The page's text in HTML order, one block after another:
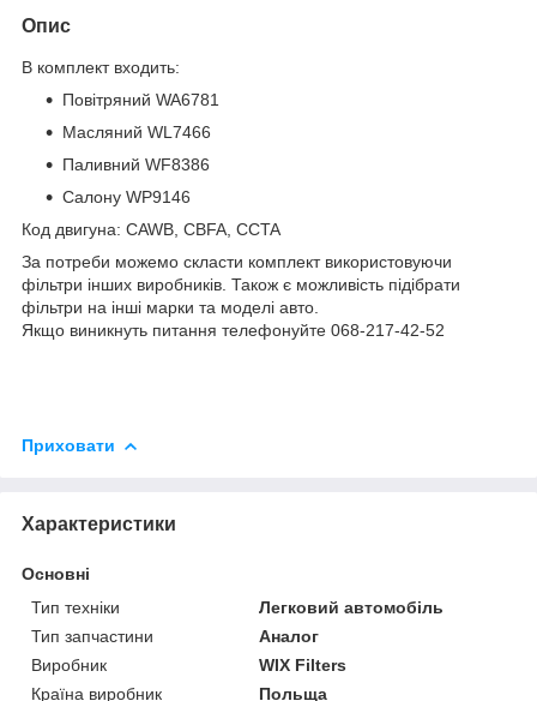
Опис
В комплект входить:
Повітряний WA6781
Масляний WL7466
Паливний WF8386
Салону WP9146
Код двигуна: CAWB, CBFA, CCTA
За потреби можемо скласти комплект використовуючи
фільтри інших виробників. Також є можливість підібрати
фільтри на інші марки та моделі авто.
Якщо виникнуть питання телефонуйте 068-217-42-52
Приховати
Характеристики
Основні
Тип техніки
Легковий автомобіль
Тип запчастини
Аналог
Виробник
WIX Filters
Країна виробник
Польща